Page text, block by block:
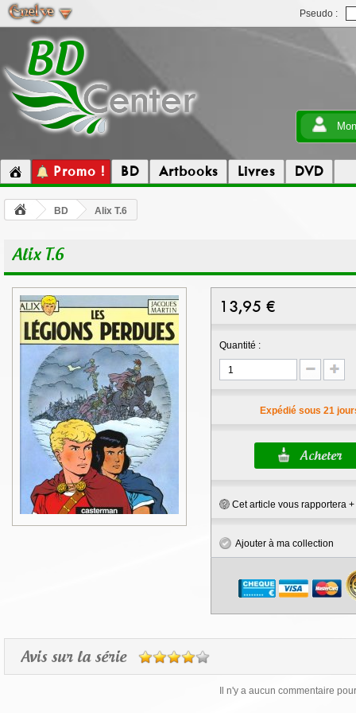
Pseudo :
Promo ! BD Artbooks Livres DVD
BD Alix T.6
Alix T.6
13,95 €
Quantité :
Expédié sous 21
Cet article vous rapportera +
Ajouter à ma collection
Avis sur la série
Il n'y a aucun commentaire